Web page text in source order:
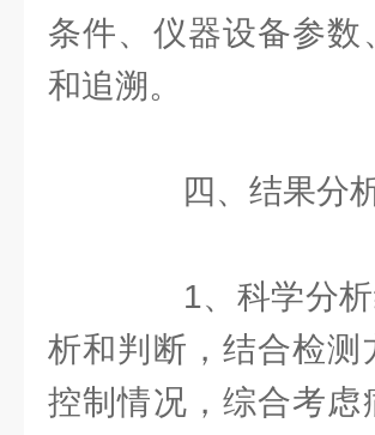
条件、仪器设备参
和追溯。
四、结果分
1、科学分析
析和判断，结合检
控制情况，综合考